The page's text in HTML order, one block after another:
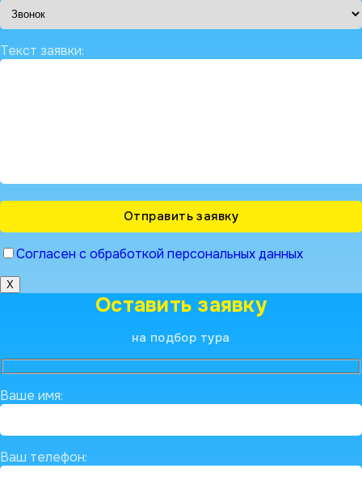
Текст заявки:
Согласен с обработкой персональных данных
X
Оставить заявку
на подбор тура
Ваше имя:
Ваш телефон: